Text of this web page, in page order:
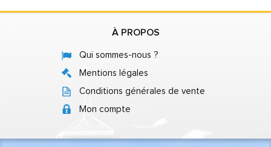
À PROPOS
Qui sommes-nous ?
Mentions légales
Conditions générales de vente
Mon compte